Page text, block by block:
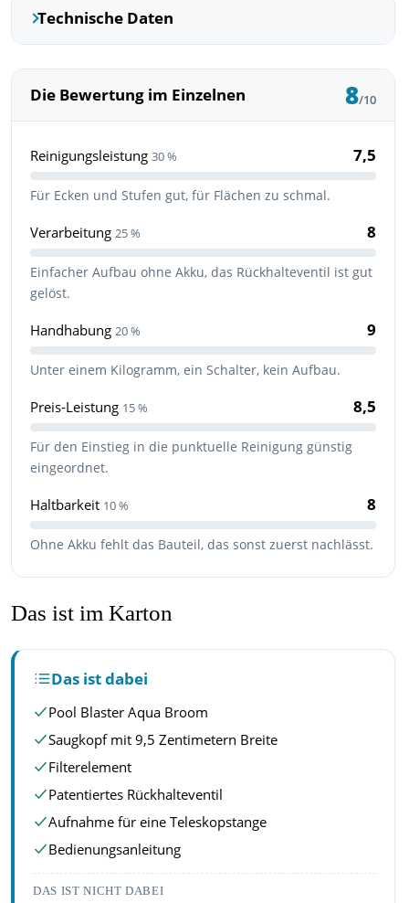
Technische Daten
Die Bewertung im Einzelnen 8/10
Reinigungsleistung 30 % 7,5
Für Ecken und Stufen gut, für Flächen zu schmal.
Verarbeitung 25 % 8
Einfacher Aufbau ohne Akku, das Rückhalteventil ist gut
gelöst.
Handhabung 20 % 9
Unter einem Kilogramm, ein Schalter, kein Aufbau.
Preis-Leistung 15 % 8,5
Für den Einstieg in die punktuelle Reinigung günstig
eingeordnet.
Haltbarkeit 10 % 8
Ohne Akku fehlt das Bauteil, das sonst zuerst nachlässt.
Das ist im Karton
Das ist dabei
Pool Blaster Aqua Broom
Saugkopf mit 9,5 Zentimetern Breite
Filterelement
Patentiertes Rückhalteventil
Aufnahme für eine Teleskopstange
Bedienungsanleitung
DAS IST NICHT DABEI